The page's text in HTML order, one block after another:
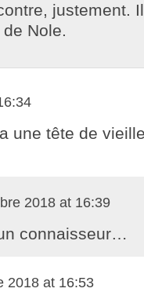
justement.
Nole.
une tête de
2018 at 16:39
connaisseur…
2018 at 16:53